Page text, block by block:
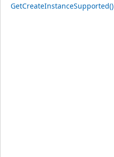
GetCreateInstanceSupported()